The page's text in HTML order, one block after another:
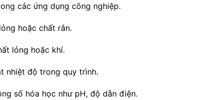
các ứng dụng công nghiệp.
hoặc chất rắn.
lỏng hoặc khí.
nhiệt độ trong quy trình.
số hóa học như pH, độ dẫn điện.